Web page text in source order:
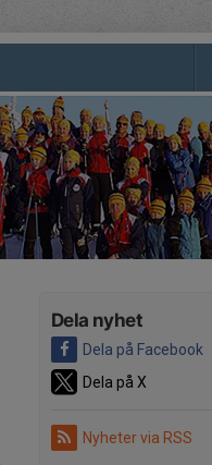
Dela nyhet
Dela på Facebook
Dela på X
Nyheter via RSS